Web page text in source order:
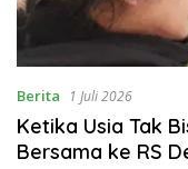
Berita 1 Juli 2026
Ketika Usia Tak
Bersama ke RS